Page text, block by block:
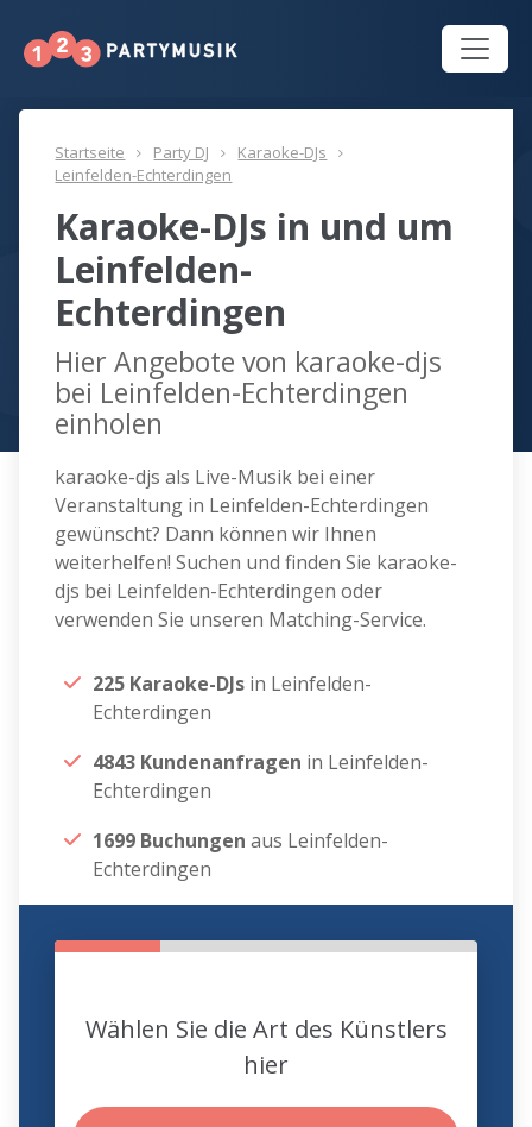
Startseite Party DJ
Karaoke-DJs
Leinfelden-Echterdingen
Karaoke-DJs in und um
Leinfelden-
Echterdingen
Hier Angebote von karaoke-djs
bei Leinfelden-Echterdingen
einholen
karaoke-djs als Live-Musik bei einer
Veranstaltung in Leinfelden-Echterdingen
gewünscht? Dann können wir Ihnen
weiterhelfen! Suchen und finden Sie karaoke-
djs bei Leinfelden-Echterdingen oder
verwenden Sie unseren Matching-Service.
225 Karaoke-DJs in Leinfelden-
Echterdingen
4843 Kundenanfragen in Leinfelden-
Echterdingen
1699 Buchungen aus Leinfelden-
Echterdingen
Wählen Sie die Art des Künstlers
hier